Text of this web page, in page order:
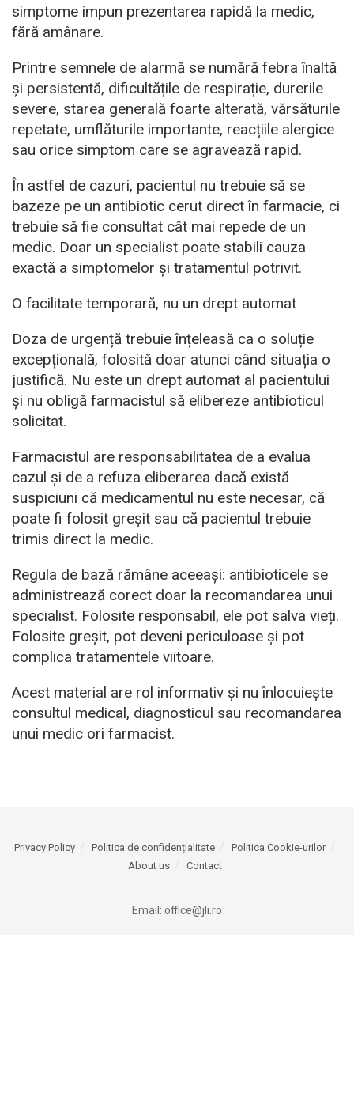
simptome impun prezentarea rapidă la medic,
fără amânare.
Printre semnele de alarmă se numără febra înaltă
și persistentă, dificultățile de respirație, durerile
severe, starea generală foarte alterată, vărsăturile
repetate, umflăturile importante, reacțiile alergice
sau orice simptom care se agravează rapid.
În astfel de cazuri, pacientul nu trebuie să se
bazeze pe un antibiotic cerut direct în farmacie, ci
trebuie să fie consultat cât mai repede de un
medic. Doar un specialist poate stabili cauza
exactă a simptomelor și tratamentul potrivit.
O facilitate temporară, nu un drept automat
Doza de urgență trebuie înțeleasă ca o soluție
excepțională, folosită doar atunci când situația o
justifică. Nu este un drept automat al pacientului
și nu obligă farmacistul să elibereze antibioticul
solicitat.
Farmacistul are responsabilitatea de a evalua
cazul și de a refuza eliberarea dacă există
suspiciuni că medicamentul nu este necesar, că
poate fi folosit greșit sau că pacientul trebuie
trimis direct la medic.
Regula de bază rămâne aceeași: antibioticele se
administrează corect doar la recomandarea unui
specialist. Folosite responsabil, ele pot salva vieți.
Folosite greșit, pot deveni periculoase și pot
complica tratamentele viitoare.
Acest material are rol informativ și nu înlocuiește
consultul medical, diagnosticul sau recomandarea
unui medic ori farmacist.
Privacy Policy Politica de confidențialitate
Politica Cookie-urilor
About us
Contact
Email: office@jli.ro